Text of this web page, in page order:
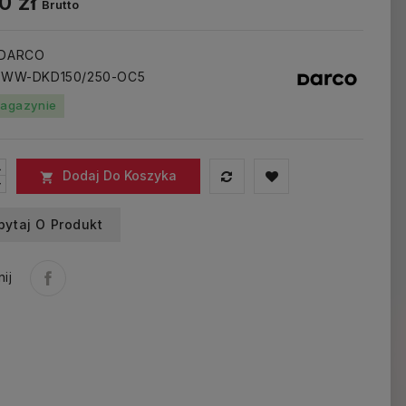
Brutto
DKD150/250-OC5
 Dodaj Do Koszyka
O Produkt